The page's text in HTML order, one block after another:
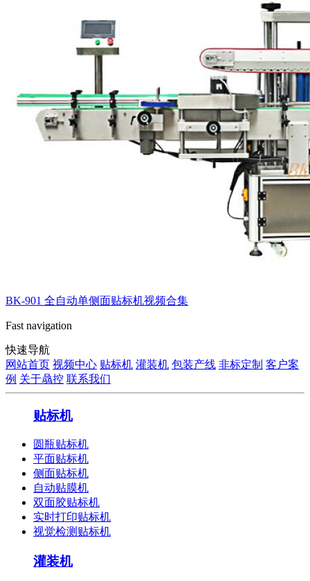
BK-901 全自动单侧面贴标机视频合集
Fast navigation
快速导航
网站首页 视频中心 贴标机 灌装机 包装产线 非标定制 客户案
例 关于骉控 联系我们
贴标机
圆瓶贴标机
平面贴标机
侧面贴标机
自动贴膜机
双面胶贴标机
实时打印贴标机
视觉检测贴标机
灌装机